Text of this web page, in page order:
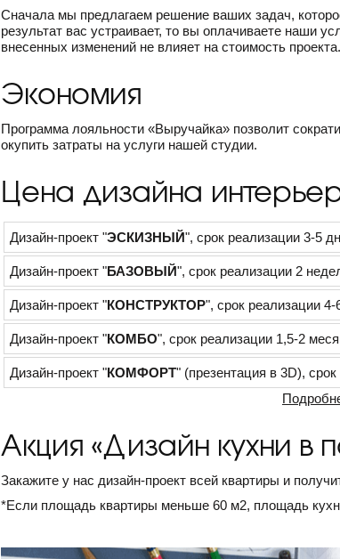
Сначала мы предлагаем решение ваших задач,
результат вас устраивает, то вы оплачиваете наши
внесенных изменений не влияет на стоимость проекта.
Экономия
Программа лояльности «Выручайка» позволит
окупить затраты на услуги нашей студии.
Цена дизайна
Дизайн-проект "ЭСКИЗНЫЙ", срок реализации 3-5
Дизайн-проект "БАЗОВЫЙ", срок реализации 2
Дизайн-проект "КОНСТРУКТОР", срок реализации
Дизайн-проект "КОМБО", срок реализации 1,5-2
Дизайн-проект "КОМФОРТ" (презентация в 3D),
Акция «Дизайн кухни в
Закажите у нас дизайн-проект всей квартиры и
*Если площадь квартиры меньше 60 м2, площадь